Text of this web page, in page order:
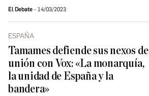
El Debate 14/03/2023
ESPAÑA
Tamames defiende sus nexos de
unión con Vox: «La monarquía,
la unidad de España y la
bandera»